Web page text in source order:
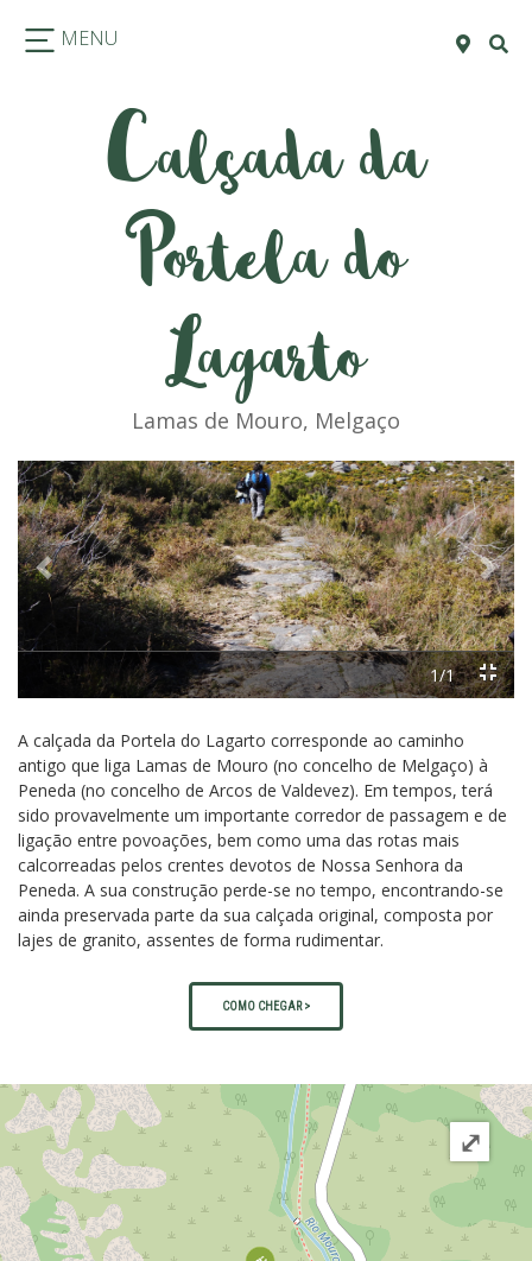
MENU
Calçada da
Portela do
Lagarto
Lamas de Mouro, Melgaço
1/1
Previous Next
A calçada da Portela do Lagarto corresponde ao caminho
antigo que liga Lamas de Mouro (no concelho de Melgaço) à
Peneda (no concelho de Arcos de Valdevez). Em tempos, terá
sido provavelmente um importante corredor de passagem e de
ligação entre povoações, bem como uma das rotas mais
calcorreadas pelos crentes devotos de Nossa Senhora da
Peneda. A sua construção perde-se no tempo, encontrando-se
ainda preservada parte da sua calçada original, composta por
lajes de granito, assentes de forma rudimentar.
COMO CHEGAR >
⤢